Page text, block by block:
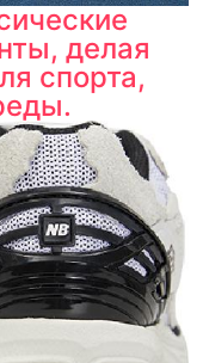
делая
спорта,